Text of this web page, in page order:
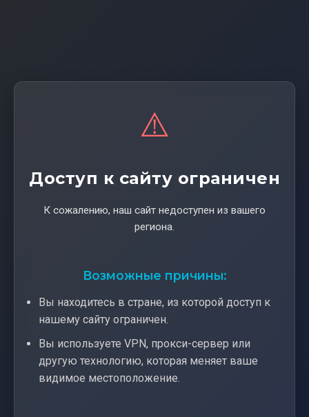
⚠️
Доступ к сайту ограничен
К сожалению, наш сайт недоступен из вашего
региона.
Возможные причины:
Вы находитесь в стране, из которой доступ к
нашему сайту ограничен.
Вы используете VPN, прокси-сервер или
другую технологию, которая меняет ваше
видимое местоположение.